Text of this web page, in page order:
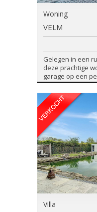
Woning
VELM
Gelegen in een
deze prachtige
garage op een
Villa